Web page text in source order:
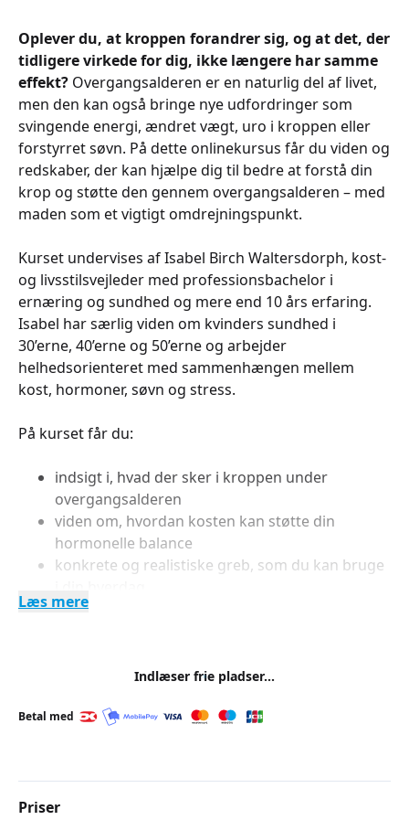
Oplever du, at kroppen forandrer sig, og at det, der
tidligere virkede for dig, ikke længere har samme
effekt? Overgangsalderen er en naturlig del af livet,
men den kan også bringe nye udfordringer som
svingende energi, ændret vægt, uro i kroppen eller
forstyrret søvn. På dette onlinekursus får du viden og
redskaber, der kan hjælpe dig til bedre at forstå din
krop og støtte den gennem overgangsalderen – med
maden som et vigtigt omdrejningspunkt.
Kurset undervises af Isabel Birch Waltersdorph, kost-
og livsstilsvejleder med professionsbachelor i
ernæring og sundhed og mere end 10 års erfaring.
Isabel har særlig viden om kvinders sundhed i
30’erne, 40’erne og 50’erne og arbejder
helhedsorienteret med sammenhængen mellem
kost, hormoner, søvn og stress.
På kurset får du:
indsigt i, hvad der sker i kroppen under
overgangsalderen
viden om, hvordan kosten kan støtte din
hormonelle balance
konkrete og realistiske greb, som du kan bruge
inspiration til at skabe mere ro, energi og
Undervisningen tager udgangspunkt i din hverdag
bliver mødt med forståelse og respekt, og fokus er
Kurset foregår online, så du kan deltage, hvor det
Læs mere
Indlæser frie pladser...
Betal med
Priser